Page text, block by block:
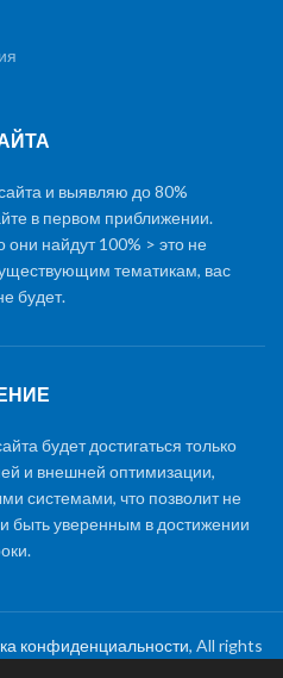
и выявляю до 80%
в первом приближении.
найдут 100% > это не
тематикам, вас
будет.
будет достигаться только
и внешней оптимизации,
системами, что позволит не
быть уверенным в достижении
конфиденциальности, All rights